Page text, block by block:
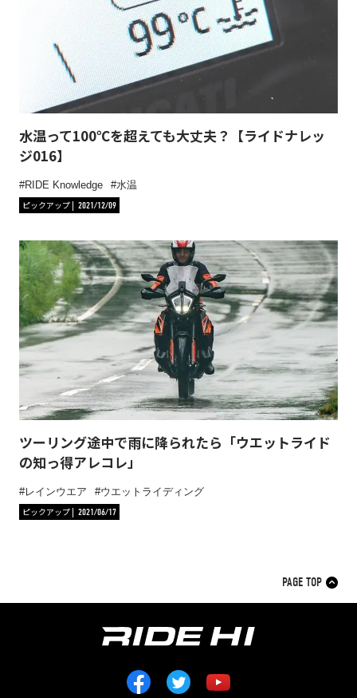
水温って100℃を超えても大丈夫？【ライドナレッ
ジ016】
RIDE Knowledge
水温
ピックアップ
2021/12/09
ツーリング途中で雨に降られたら「ウエットライド
の知っ得アレコレ」
レインウエア
ウエットライディング
ピックアップ
2021/06/17
PAGE TOP